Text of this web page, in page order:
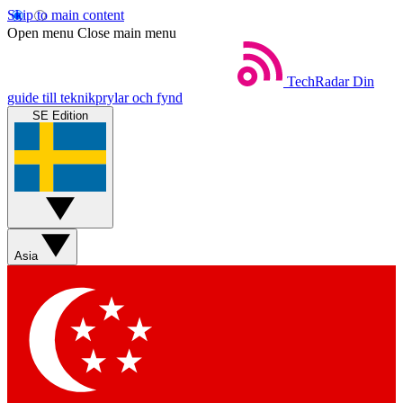
Skip to main content
Open menu Close main menu
TechRadar Din
guide till teknikprylar och fynd
SE Edition
Asia